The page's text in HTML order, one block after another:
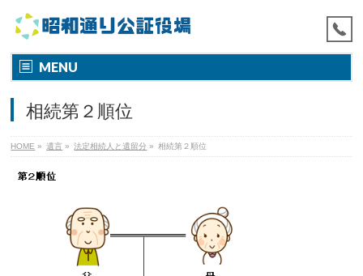
MENU
相続第２順位
HOME » 遺言 » 法定相続人と遺留分 » 相続第２順位